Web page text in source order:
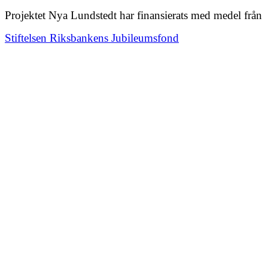
Projektet Nya Lundstedt har finansierats med medel från
Stiftelsen Riksbankens Jubileumsfond